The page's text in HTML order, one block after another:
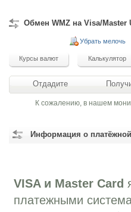
Обмен WMZ на Visa/Master
Убрать мелочь
Отдадите
К сожалению, в нашем
Информация о
VISA и Master Card
платежными